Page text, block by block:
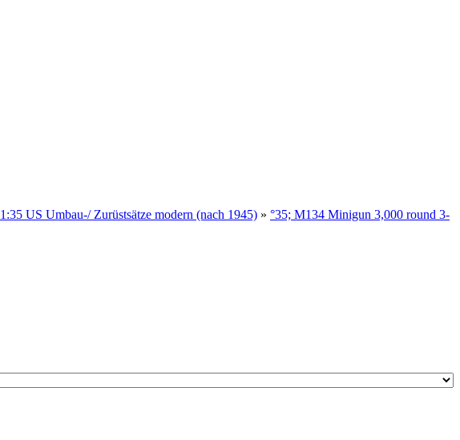
1:35 US Umbau-/ Zurüstsätze modern (nach 1945) » °35; M134 Minigun 3,000 round 3-